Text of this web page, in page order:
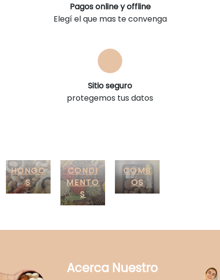
Pagos online y offline
Elegí el que mas te convenga
Sitio seguro
protegemos tus datos
HONGO
S
CONDI
MENTO
S
COMB
OS
Acerca Nuestro